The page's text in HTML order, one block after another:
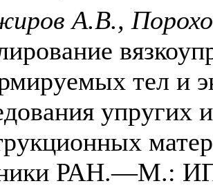
А.В.,
тел и
упругих
РАН.—М.: